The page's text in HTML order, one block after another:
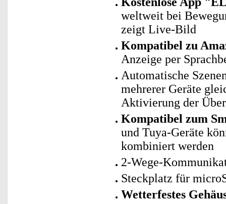
weltweit bei
zeigt Live-Bild
Kompatibel zu
Anzeige per
Automatische
mehrerer Geräte
Aktivierung der
Kompatibel zum
und Tuya-Geräte
kombiniert werden
2-Wege-
Steckplatz für
Wetterfestes